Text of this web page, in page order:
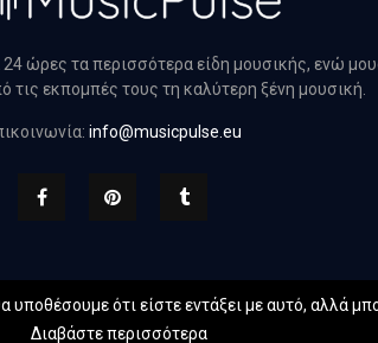
24 ώρες τα περισσότερα είδη μουσικής, ενώ
τις εκπομπές τους τη καλύτερη ξένη μουσική.
info@musicpulse.eu
Reserved. Designed and Developed byWeb
ότι είστε εντάξει με αυτό, αλλά
Διαβάστε περισσότερα